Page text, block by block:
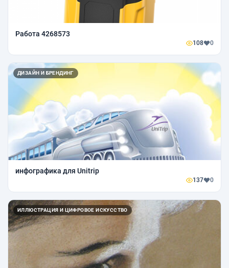
Работа 4268573
108 0
ДИЗАЙН И БРЕНДИНГ
инфографика для Unitrip
137 0
ИЛЛЮСТРАЦИЯ И ЦИФРОВОЕ ИСКУССТВО